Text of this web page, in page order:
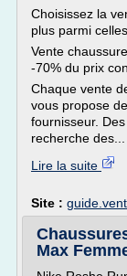
Choisissez la
plus parmi
Vente
-70% du prix
Chaque vente
vous propose
fournisseur.
recherche des...
Lire la suite
Site :
Max